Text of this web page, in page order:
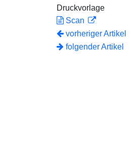
Druckvorlage
Scan
vorheriger Artikel
folgender Artikel